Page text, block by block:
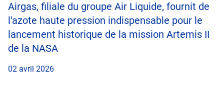
Airgas, filiale du groupe Air Liquide, fournit de
l'azote haute pression indispensable pour le
lancement historique de la mission Artemis II
de la NASA
02 avril 2026